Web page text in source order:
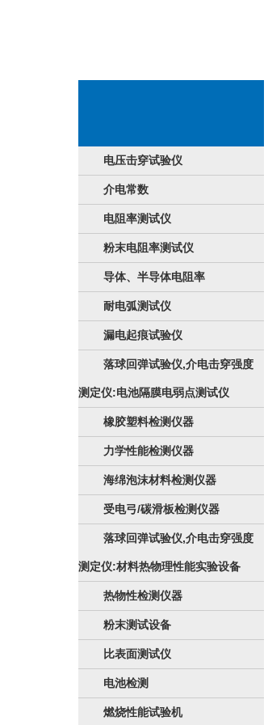
电压击穿试验仪
介电常数
电阻率测试仪
粉末电阻率测试仪
导体、半导体电阻率
耐电弧测试仪
漏电起痕试验仪
落球回弹试验仪,介电击穿强度
测定仪:电池隔膜电弱点测试仪
橡胶塑料检测仪器
力学性能检测仪器
海绵泡沫材料检测仪器
受电弓/碳滑板检测仪器
落球回弹试验仪,介电击穿强度
测定仪:材料热物理性能实验设备
热物性检测仪器
粉末测试设备
比表面测试仪
电池检测
燃烧性能试验机